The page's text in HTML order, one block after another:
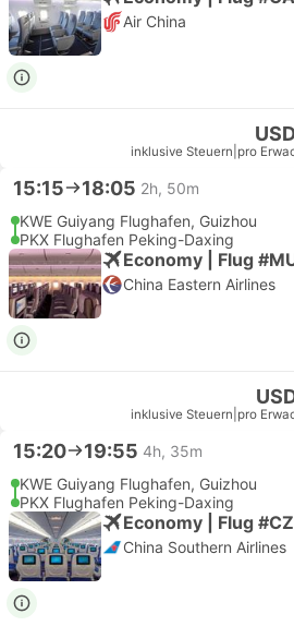
Air China
inklusive Steuern pro
15:15 18:05 2h, 50m
KWE Guiyang Flughafen, Guizhou
PKX Flughafen Peking-Daxing
Economy | Flug
China Eastern Airlines
inklusive Steuern pro
15:20 19:55 4h, 35m
KWE Guiyang Flughafen, Guizhou
PKX Flughafen Peking-Daxing
Economy | Flug
China Southern Airlines